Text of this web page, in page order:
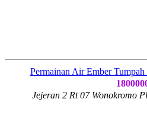
Permainan Air Ember
Jejeran 2 Rt 07 Wonokromo